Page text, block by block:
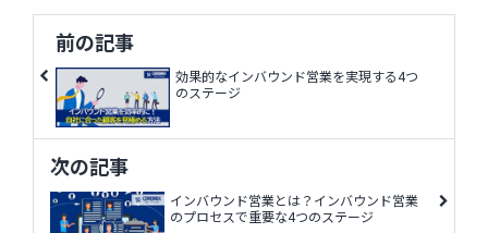
前の記事
効果的なインバウンド営業を実現する4つ
のステージ
次の記事
インバウンド営業とは？インバウンド営業
のプロセスで重要な4つのステージ